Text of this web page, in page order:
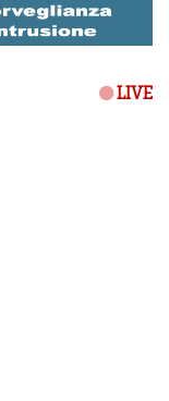
LIVE